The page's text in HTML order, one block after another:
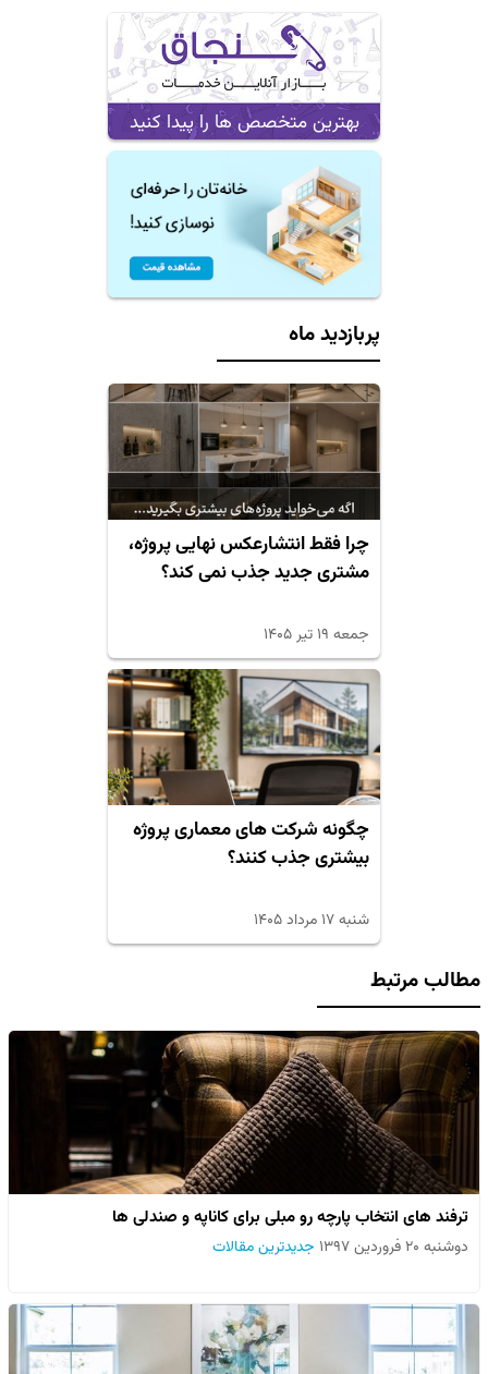
بهترین متخصص ها را پیدا کنید
پربازدید ماه
چرا فقط انتشارعکس نهایی پروژه،
مشتری جدید جذب نمی کند؟
جمعه ۱۹ تیر ۱۴۰۵
چگونه شرکت های معماری پروژه
بیشتری جذب کنند؟
شنبه ۱۷ مرداد ۱۴۰۵
مطالب مرتبط
ترفند های انتخاب پارچه رو مبلی برای کاناپه و صندلی ها
دوشنبه ۲۰ فروردین ۱۳۹۷ جدیدترین مقالات